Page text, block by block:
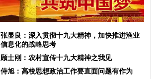
张显良：深入贯彻十九大精神，加快推进渔业
信息化的战略思考
顾士刚：农村宣传十九大精神之我见
侍旭：高校思想政治工作要直面问题有作为